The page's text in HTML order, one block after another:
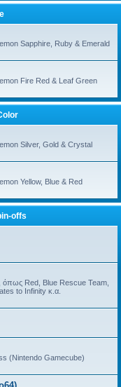
Sapphire, Ruby & Emerald
Fire Red & Leaf Green
Silver, Gold & Crystal
Yellow, Blue & Red
offs
όπως Red, Blue Rescue Team,
to Infinity κ.α.
(Nintendo Gamecube)